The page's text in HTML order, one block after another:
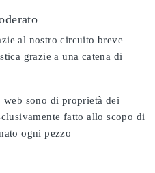
al nostro circuito breve
grazie a una catena di
sono di proprietà dei
fatto allo scopo di
ogni pezzo